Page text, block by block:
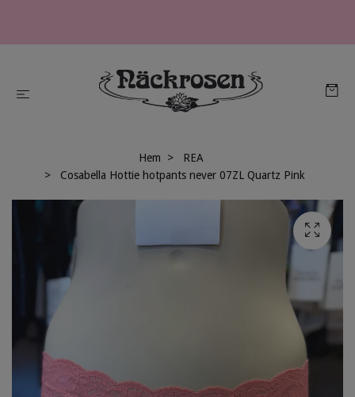
Hem
REA
Cosabella Hottie hotpants never 07ZL Quartz Pink